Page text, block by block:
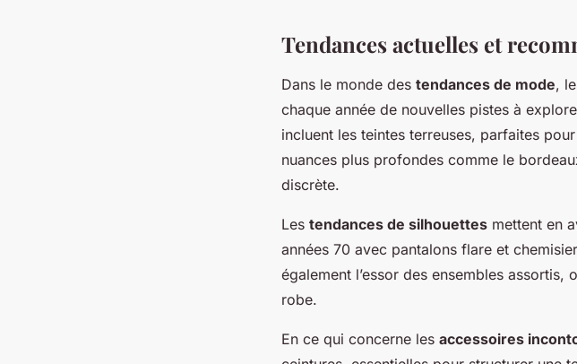
Tendances actuelles et
Dans le monde des tendances de mode,
chaque année de nouvelles pistes à
incluent les teintes terreuses, parfaites
nuances plus profondes comme le
discrète.
Les tendances de silhouettes mettent en
années 70 avec pantalons flare et
également l’essor des ensembles
robe.
En ce qui concerne les accessoires